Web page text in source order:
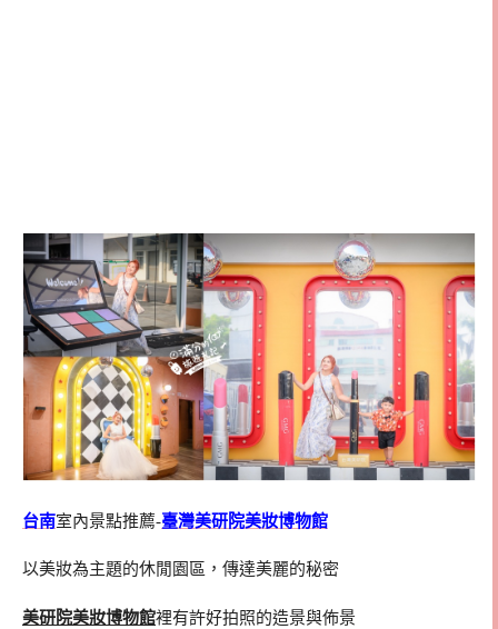
台南室內景點推薦-臺灣美研院美妝博物館
以美妝為主題的休閒園區，傳達美麗的秘密
美研院美妝博物館裡有許好拍照的造景與佈景